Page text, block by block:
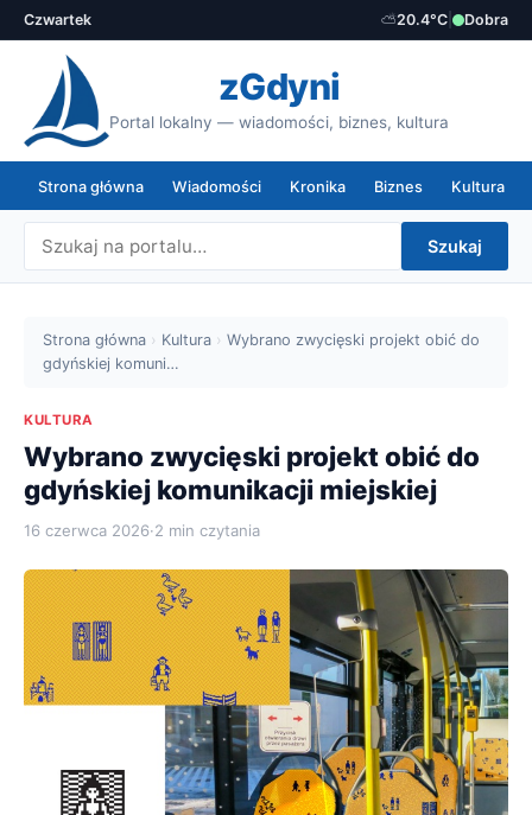
Czwartek ⛅20.4°C Dobra
zGdyni
Portal lokalny — wiadomości, biznes, kultura
Strona główna Wiadomości Kronika Biznes Kultura
Szukaj
Strona główna › Kultura › Wybrano zwycięski projekt obić do
gdyńskiej komuni…
KULTURA
Wybrano zwycięski projekt obić do
gdyńskiej komunikacji miejskiej
16 czerwca 2026·2 min czytania